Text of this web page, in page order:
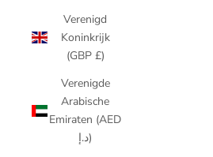
Verenigd
Koninkrijk
(GBP £)
Verenigde
Arabische
Emiraten (AED
د.إ)